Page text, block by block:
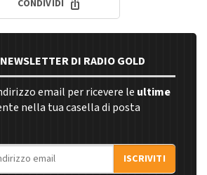
CONDIVIDI
DI RADIO GOLD
email per ricevere le ultime
nella tua casella di posta
ISCRIVITI